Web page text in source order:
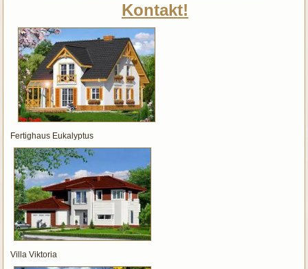
Kontakt!
Fertighaus Eukalyptus
Villa Viktoria